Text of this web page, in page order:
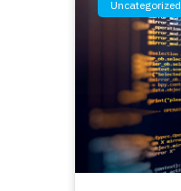
Uncategorized